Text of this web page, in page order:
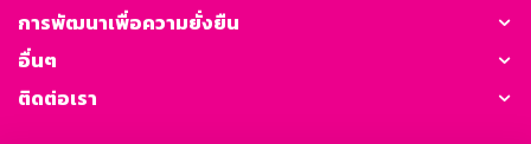
การพัฒนาเพื่อความยั่งยืน
อื่นๆ
ติดต่อเรา